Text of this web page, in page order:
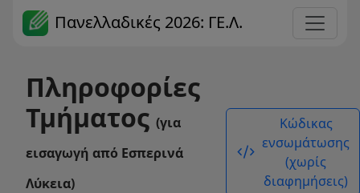
Πανελλαδικές 2026: ΓΕ.Λ.
Πληροφορίες
Τμήματος (για
εισαγωγή από Εσπερινά
Λύκεια)
code_xml
Κώδικας
ενσωμάτωσης
(χωρίς
διαφημήσεις)